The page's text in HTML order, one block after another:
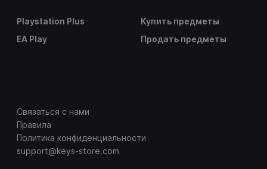
Playstation Plus
EA Play
Купить предметы
Продать предметы
Связаться с нами
Правила
Политика конфиденциальности
support@keys-store.com